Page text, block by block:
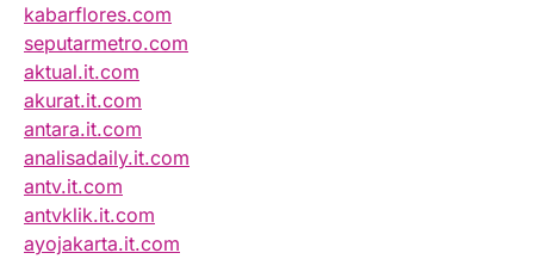
kabarflores.com
seputarmetro.com
aktual.it.com
akurat.it.com
antara.it.com
analisadaily.it.com
antv.it.com
antvklik.it.com
ayojakarta.it.com